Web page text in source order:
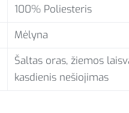
100% Poliesteris
Mėlyna
Šaltas oras, žiemos
kasdienis nešiojimas